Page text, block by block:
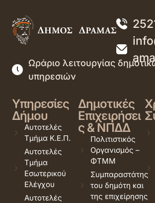
Ωράριο λειτουργίας
υπηρεσιών
Υπηρεσίες
Δήμου
Αυτοτελές
Τμήμα Κ.Ε.Π.
Αυτοτελές
Τμήμα
Εσωτερικού
Ελέγχου
Αυτοτελές
Δημοτικές
Επιχειρήσει
ς & ΝΠΔΔ
Πολιτιστικός
Οργανισμός –
ΦΤΜΜ
Συμπαραστάτης
του δημότη και
της επιχείρησης